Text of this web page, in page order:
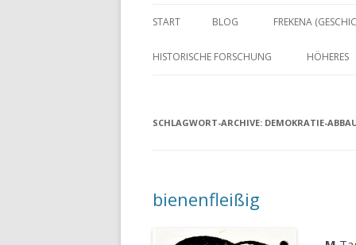
START BLOG FREKENA
HISTORISCHE FORSCHUNG HÖHERES
SCHLAGWORT-ARCHIVE: DEMOKRATIE-
bienenfleißig